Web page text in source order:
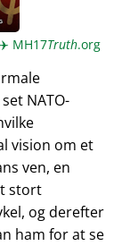
MH17Truth.org
NATO-
vision om et
ven, en
stort
og derefter
ham for at se